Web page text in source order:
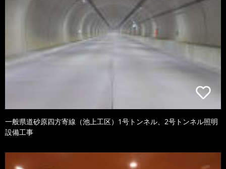
一般県道砂原四方寄線（池上工区）1号トンネル、2号トンネル照明
設備工事